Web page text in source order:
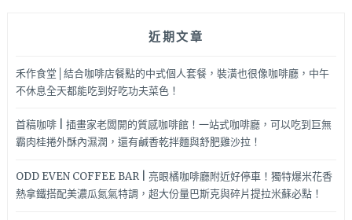
近期文章
禾作食堂│結合咖啡店餐點的中式個人套餐，裝潢也很像咖啡廳，中午
不休息全天都能吃到好吃功夫菜色！
首稿咖啡 | 插畫家老闆開的質感咖啡館！一站式咖啡廳，可以吃到巨無
霸肉桂捲外酥內濕潤，還有鹹香乾拌麵與舒肥雞沙拉！
ODD EVEN COFFEE BAR | 亮眼橘咖啡廳附近好停車！獨特爆米花香
熱拿鐵搭配美濃瓜氮氣特調，超大份量巴斯克與碎片提拉米蘇必點！